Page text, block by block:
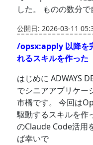
した。 ものの数分で
公開日: 2026-03-11
/opsx:apply 以降を
れるスキルを作った
はじめに ADWAYS
でシニアアプリケー
市橋です。 今回は
駆動するスキルを作
のClaude Code活用
ば幸いで